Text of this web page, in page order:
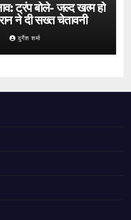
ट्रंप बोले- जल्द खत्म हो
ने दी सख्त चेतावनी
दुर्गेश शर्मा